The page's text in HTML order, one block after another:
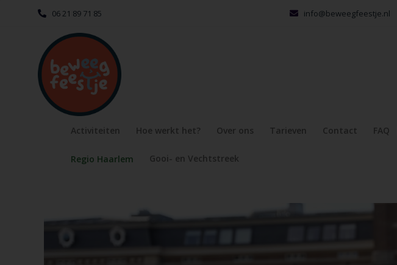
06 21 89 71 85 info@beweegfeestje.nl
Activiteiten Hoe werkt het? Over ons Tarieven Contact FAQ
Regio Haarlem Gooi- en Vechtstreek